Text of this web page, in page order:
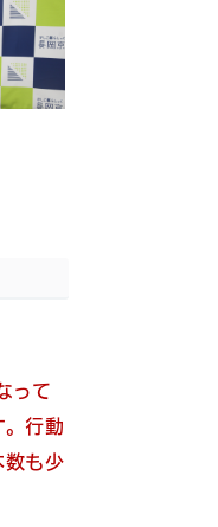
って
行動
数も少